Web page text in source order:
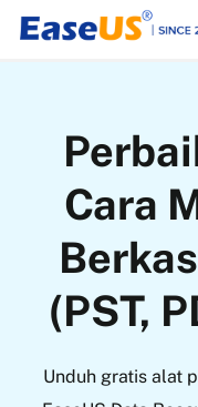
EaseUS
Cara
(PST,
Unduh gratis alat